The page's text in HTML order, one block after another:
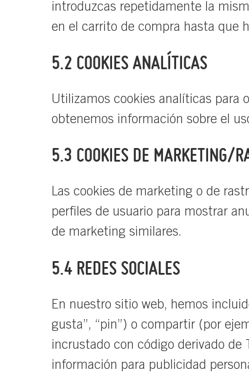
introduzcas repetidamente la
en el carrito de compra hasta que
5.2 COOKIES ANALÍTICAS
Utilizamos cookies analíticas para
obtenemos información sobre el
5.3 COOKIES DE MARKETING/
Las cookies de marketing o de
perfiles de usuario para mostrar
de marketing similares.
5.4 REDES SOCIALES
En nuestro sitio web, hemos
gusta”, “pin”) o compartir (por
incrustado con código derivado de
información para publicidad